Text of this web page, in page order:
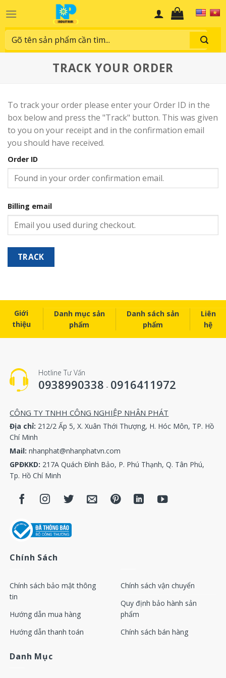
to
content
Search
for:
TRACK YOUR ORDER
To track your order please enter your Order ID in the
box below and press the "Track" button. This was given
to you on your receipt and in the confirmation email
you should have received.
Order ID
Billing email
TRACK
Giới
thiệu
Danh mục sản
phẩm
Danh sách sản
phẩm
Liên
hệ
Hotline Tư Vấn
0938990338 - 0916411972
CÔNG TY TNHH CÔNG NGHIỆP NHÂN PHÁT
Địa chỉ: 212/2 Ấp 5, X. Xuân Thới Thượng, H. Hóc Môn, TP. Hồ
Chí Minh
Mail:nhanphat@nhanphatvn.com
GPĐKKD: 217A Quách Đình Bảo, P. Phú Thạnh, Q. Tân Phú,
Tp. Hồ Chí Minh
Chính Sách
Chính sách bảo mật thông
tin
Hướng dẫn mua hàng
Hướng dẫn thanh toán
Chính sách vận chuyển
Quy định bảo hành sản
phẩm
Chính sách bán hàng
Danh Mục